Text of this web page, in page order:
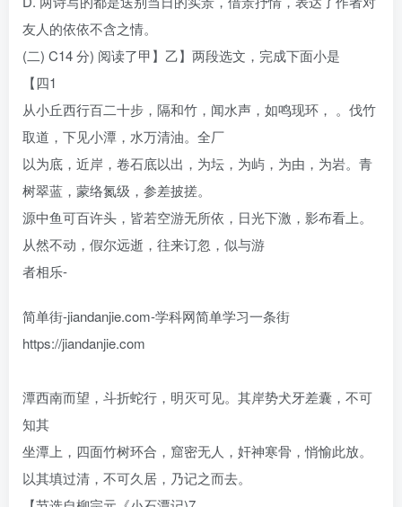
友人的依依不含之情。
(二) C14 分) 阅读了甲】乙】两段选文，完成下面小是
【四1
从小丘西行百二十步，隔和竹，闻水声，如鸣现环， 。伐竹
取道，下见小潭，水万清油。全厂
以为底，近岸，卷石底以出，为坛，为屿，为由，为岩。青
树翠蓝，蒙络氮级，参差披搓。
源中鱼可百许头，皆若空游无所依，日光下激，影布看上。
从然不动，假尔远逝，往来订忽，似与游
者相乐-
简单街-jiandanjie.com-学科网简单学习一条街
https://jiandanjie.com
潭西南而望，斗折蛇行，明灭可见。其岸势犬牙差囊，不可
知其
坐潭上，四面竹树环合，窟密无人，奸神寒骨，悄愉此放。
以其填过清，不可久居，乃记之而去。